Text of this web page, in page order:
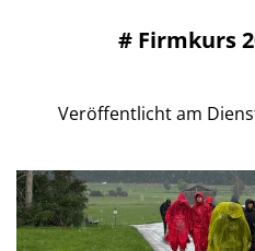
# Firmkurs
Veröffentlicht am